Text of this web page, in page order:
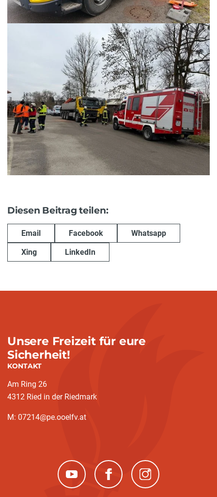
Diesen Beitrag teilen:
Email Facebook Whatsapp
Xing LinkedIn
Unsere Freizeit für eure
Sicherheit!
KONTAKT
Am Ring 26
4312 Ried in der Riedmark
M: 07214@pe.ooelfv.at
(neues Fenster)(neues Fenster)(neues Fenster)